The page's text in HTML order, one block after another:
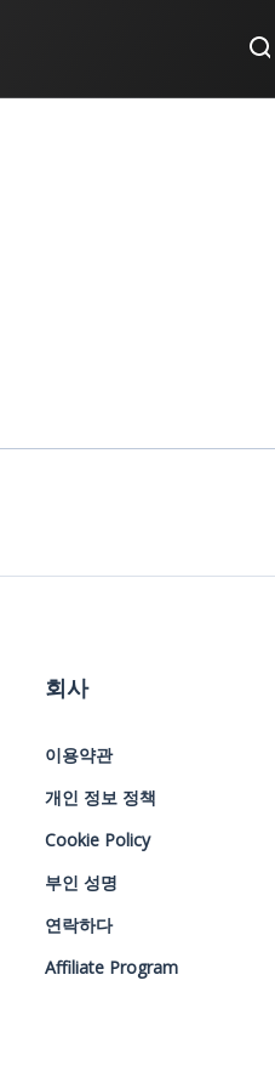
회사
이용약관
개인 정보 정책
Cookie Policy
부인 성명
연락하다
Affiliate Program